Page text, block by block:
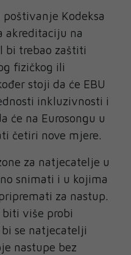
Kodeksa
akreditaciju na
bi trebao zaštiti
fizičkog ili
stoji da će EBU
inkluzivnosti i
će na Eurosongu u
četiri nove mjere.
za natjecatelje u
snimati i u kojima
za nastup.
biti više probi
se natjecatelji
nastupe bez